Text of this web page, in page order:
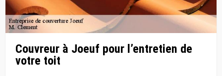
Couvreur à Joeuf pour l’entretien de
votre toit